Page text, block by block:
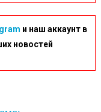
и наш аккаунт в
новостей